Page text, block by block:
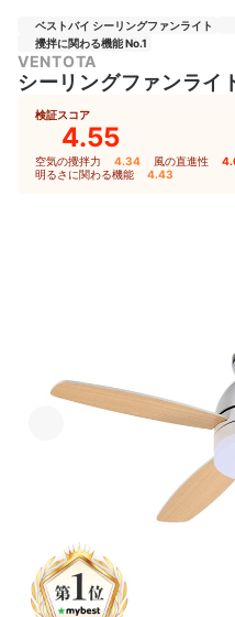
ベストバイ シーリングファンライト
攪拌に関わる機能 No.1
VENTOTA
シーリングファンライ
検証スコア
4.55
空気の攪拌力 4.34 風の直進性
明るさに関わる機能 4.43